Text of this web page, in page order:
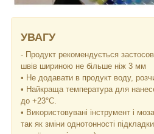
УВАГУ
- Продукт рекомендується
швів шириною не більше ніж 3 мм
• Не додавати в продукт воду,
• Найкраща температура для
до +23°C.
• Використовувані інструмент і
так як зміни однотонності